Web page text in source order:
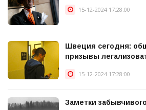
15-12-2024 17:28:00
Швеция сегодня:
призывы
15-12-2024 17:28:00
Заметки